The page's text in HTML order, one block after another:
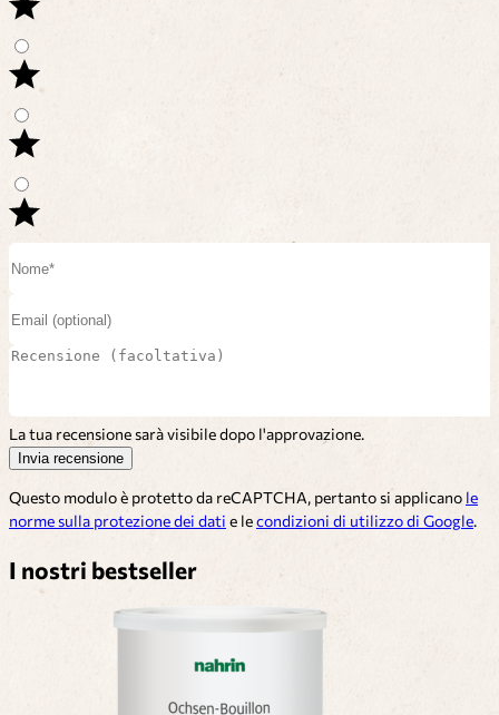
La tua recensione sarà visibile dopo l'approvazione.
Invia recensione
Questo modulo è protetto da reCAPTCHA, pertanto si applicano le
norme sulla protezione dei dati e lecondizioni di utilizzo di Google.
I nostri bestseller